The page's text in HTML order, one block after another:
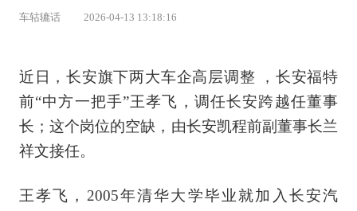
车轱辘话 2026-04-13 13:18:16
近日，长安旗下两大车企高层调整 ，长安福特
前“中方一把手”王孝飞，调任长安跨越任董事
长；这个岗位的空缺，由长安凯程前副董事长兰
祥文接任。
王孝飞，2005年清华大学毕业就加入长安汽